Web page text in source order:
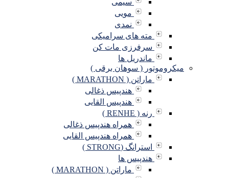
مویی
نمدی
مته های سرامیکی
سرفرزی مات کن
ماندریل ها
میکروموتور ( سوهان برقی )
ماراتن ( MARATHON )
هندپیس ذغالی
هندپیس القایی
رنه ( RENHE )
همراه هندپیس ذغالی
همراه هندپیس القایی
استرانگ (STRONG )
هندپیس ها
ماراتن ( MARATHON )